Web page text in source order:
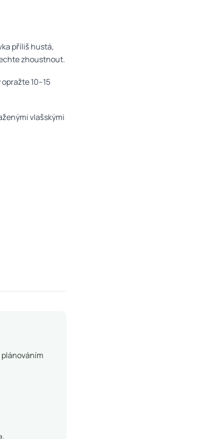
příliš hustá,
zhoustnout.
10–15
vlašskými